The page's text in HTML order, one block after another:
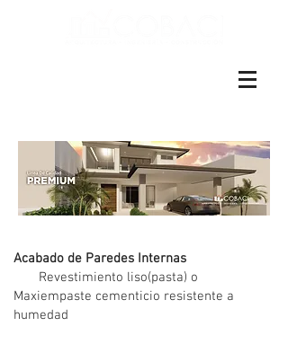
Acabado de Paredes Internas
Revestimiento liso(pasta) o
Maxiempaste cementicio resistente a
humedad